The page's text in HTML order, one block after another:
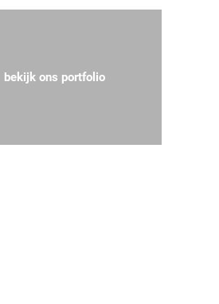
bekijk ons portfolio